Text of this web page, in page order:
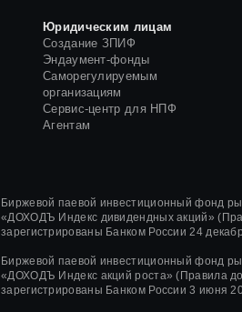
Юридическим лицам
Создание ЗПИФ
Эндаумент-фонды
Саморегулируемым
организациям
Сервис-центр для НПФ
Агентам
Биржевой паевой инвестиционный фонд
«ДОХОДЪ Индекс дивидендных акций»
зарегистрированы Банком России24
Биржевой паевой инвестиционный фонд
«ДОХОДЪ Индекс акций роста» (Правила
зарегистрированы Банком России3 июня